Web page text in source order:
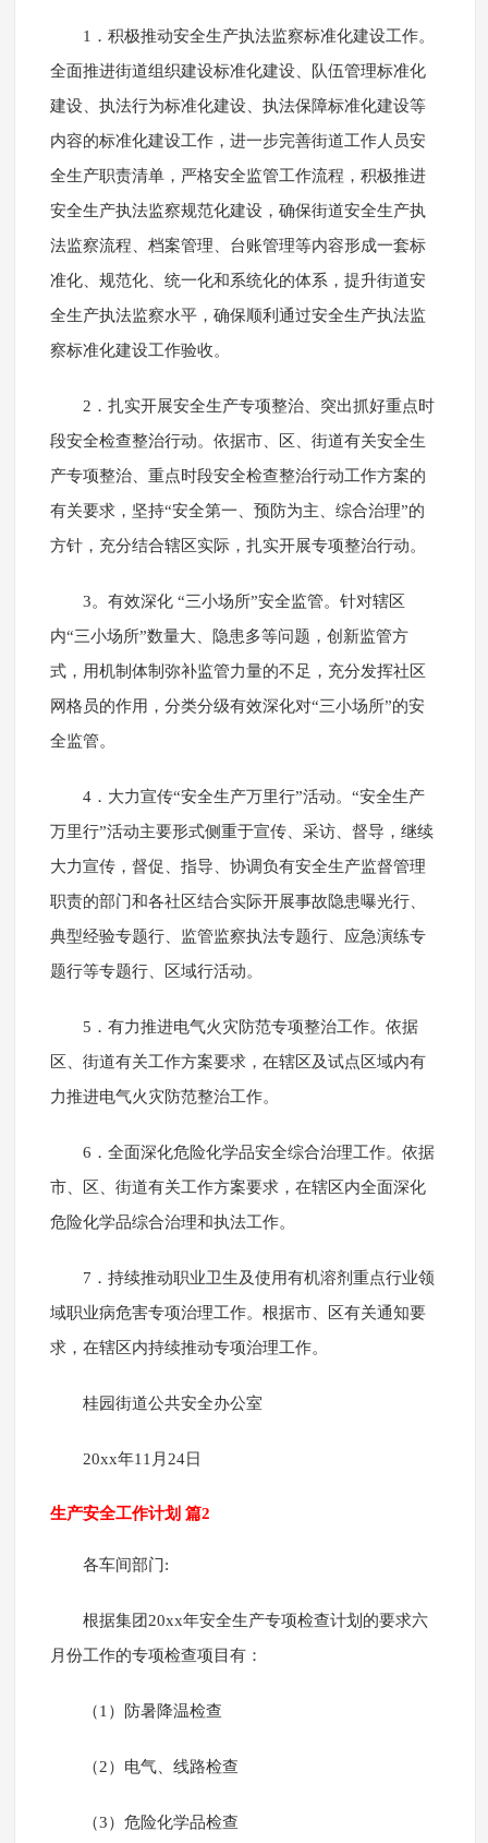
1．积极推动安全生产执法监察标准化建设工作。
全面推进街道组织建设标准化建设、队伍管理标准化
建设、执法行为标准化建设、执法保障标准化建设等
内容的标准化建设工作，进一步完善街道工作人员安
全生产职责清单，严格安全监管工作流程，积极推进
安全生产执法监察规范化建设，确保街道安全生产执
法监察流程、档案管理、台账管理等内容形成一套标
准化、规范化、统一化和系统化的体系，提升街道安
全生产执法监察水平，确保顺利通过安全生产执法监
察标准化建设工作验收。
2．扎实开展安全生产专项整治、突出抓好重点时
段安全检查整治行动。依据市、区、街道有关安全生
产专项整治、重点时段安全检查整治行动工作方案的
有关要求，坚持“安全第一、预防为主、综合治理”的
方针，充分结合辖区实际，扎实开展专项整治行动。
3。有效深化 “三小场所”安全监管。针对辖区
内“三小场所”数量大、隐患多等问题，创新监管方
式，用机制体制弥补监管力量的不足，充分发挥社区
网格员的作用，分类分级有效深化对“三小场所”的安
全监管。
4．大力宣传“安全生产万里行”活动。“安全生产
万里行”活动主要形式侧重于宣传、采访、督导，继续
大力宣传，督促、指导、协调负有安全生产监督管理
职责的部门和各社区结合实际开展事故隐患曝光行、
典型经验专题行、监管监察执法专题行、应急演练专
题行等专题行、区域行活动。
5．有力推进电气火灾防范专项整治工作。依据
区、街道有关工作方案要求，在辖区及试点区域内有
力推进电气火灾防范整治工作。
6．全面深化危险化学品安全综合治理工作。依据
市、区、街道有关工作方案要求，在辖区内全面深化
危险化学品综合治理和执法工作。
7．持续推动职业卫生及使用有机溶剂重点行业领
域职业病危害专项治理工作。根据市、区有关通知要
求，在辖区内持续推动专项治理工作。
桂园街道公共安全办公室
20xx年11月24日
生产安全工作计划 篇2
各车间部门:
根据集团20xx年安全生产专项检查计划的要求六
月份工作的专项检查项目有：
（1）防暑降温检查
（2）电气、线路检查
（3）危险化学品检查